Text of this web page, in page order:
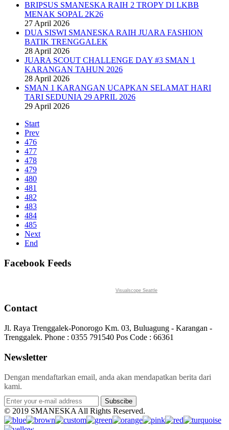
BRIPSUS SMANESKA RAIH 2 TROPY DI LKBB
MENAK SOPAL 2K26
27 April 2026
DUA SISWI SMANESKA RAIH JUARA FASHION
BATIK TRENGGALEK
28 April 2026
JUARA SCOUT CHALLENGE DAY #3 SMAN 1
KARANGAN TAHUN 2026
28 April 2026
SMAN 1 KARANGAN UCAPKAN SELAMAT HARI
TARI SEDUNIA 29 APRIL 2026
29 April 2026
Start
Prev
476
477
478
479
480
481
482
483
484
485
Next
End
Facebook Feeds
Visualscope Seattle
Contact
Jl. Raya Trenggalek-Ponorogo Km. 03, Buluagung - Karangan -
Trenggalek. Phone : 0355 791540 Pos Code : 66361
Newsletter
Dengan mendaftarkan email, anda akan mendapatkan berita dari
kami.
Subscibe
© 2019 SMANESKA All Rights Reserved.